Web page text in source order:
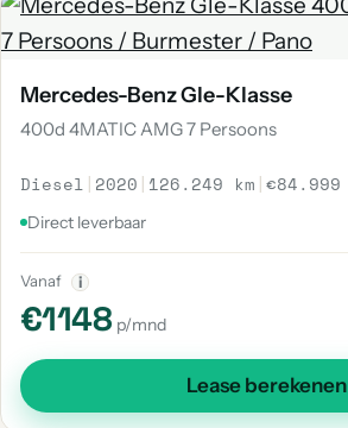
Mercedes-Benz Gle-Klasse
400d 4MATIC AMG 7 Persoons
Diesel | 2020 | 126.249 km |€84.999
Direct leverbaar
Vanaf i
€1148 p/mnd
Lease berekenen